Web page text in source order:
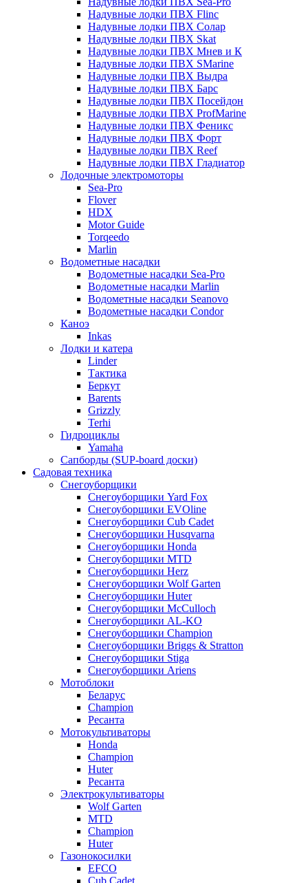
Надувные лодки ПВХ Flinc
Надувные лодки ПВХ Солар
Надувные лодки ПВХ Skat
Надувные лодки ПВХ Мнев и К
Надувные лодки ПВХ SMarine
Надувные лодки ПВХ Выдра
Надувные лодки ПВХ Барс
Надувные лодки ПВХ Посейдон
Надувные лодки ПВХ ProfMarine
Надувные лодки ПВХ Феникс
Надувные лодки ПВХ Форт
Надувные лодки ПВХ Reef
Надувные лодки ПВХ Гладиатор
Лодочные электромоторы
Sea-Pro
Flover
HDX
Motor Guide
Torqeedo
Marlin
Водометные насадки
Водометные насадки Sea-Pro
Водометные насадки Marlin
Водометные насадки Seanovo
Водометные насадки Condor
Каноэ
Inkas
Лодки и катера
Linder
Тактика
Беркут
Barents
Grizzly
Terhi
Гидроциклы
Yamaha
Сапборды (SUP-board доски)
Садовая техника
Снегоуборщики
Снегоуборщики Yard Fox
Снегоуборщики EVOline
Снегоуборщики Cub Cadet
Снегоуборщики Husqvarna
Снегоуборщики Honda
Снегоуборщики MTD
Снегоуборщики Herz
Снегоуборщики Wolf Garten
Снегоуборщики Huter
Снегоуборщики McCulloch
Снегоуборщики AL-KO
Снегоуборщики Champion
Снегоуборщики Briggs & Stratton
Снегоуборщики Stiga
Снегоуборщики Ariens
Мотоблоки
Беларус
Champion
Ресанта
Мотокультиваторы
Honda
Champion
Huter
Ресанта
Электрокультиваторы
Wolf Garten
MTD
Champion
Huter
Газонокосилки
EFCO
Cub Cadet